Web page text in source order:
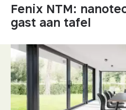
Fenix NTM:
gast aan tafel